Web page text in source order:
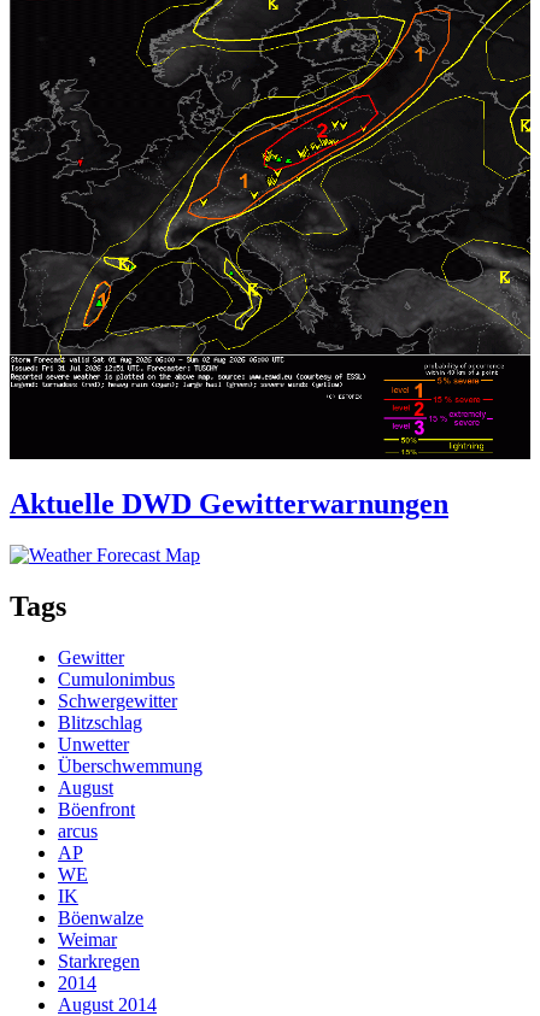
Aktuelle DWD Gewitterwarnungen
Tags
Gewitter
Cumulonimbus
Schwergewitter
Blitzschlag
Unwetter
Überschwemmung
August
Böenfront
arcus
AP
WE
IK
Böenwalze
Weimar
Starkregen
2014
August 2014